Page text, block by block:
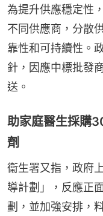
為提升供應穩定性
不同供應商，分散
靠性和可持續性。
針，因應中標批發
送。
助家庭醫生採購
劑
衞生署又指，政府
導計劃」，反應正
劃，並加強安排，